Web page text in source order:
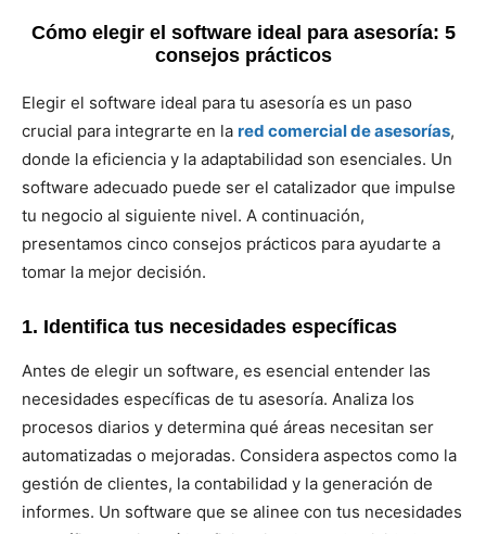
Cómo elegir el software ideal para asesoría: 5
consejos prácticos
Elegir el software ideal para tu asesoría es un paso
crucial para integrarte en la red comercial de asesorías,
donde la eficiencia y la adaptabilidad son esenciales. Un
software adecuado puede ser el catalizador que impulse
tu negocio al siguiente nivel. A continuación,
presentamos cinco consejos prácticos para ayudarte a
tomar la mejor decisión.
1. Identifica tus necesidades específicas
Antes de elegir un software, es esencial entender las
necesidades específicas de tu asesoría. Analiza los
procesos diarios y determina qué áreas necesitan ser
automatizadas o mejoradas. Considera aspectos como la
gestión de clientes, la contabilidad y la generación de
informes. Un software que se alinee con tus necesidades